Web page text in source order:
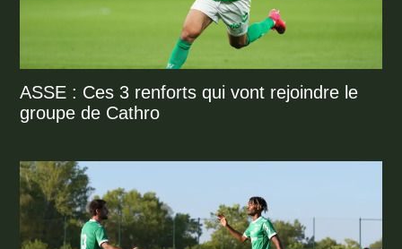
ASSE : Ces 3 renforts qui vont rejoindre le
groupe de Cathro